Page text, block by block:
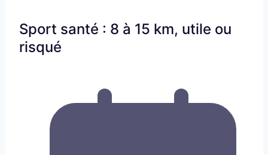
Sport santé : 8 à 15 km, utile ou
risqué